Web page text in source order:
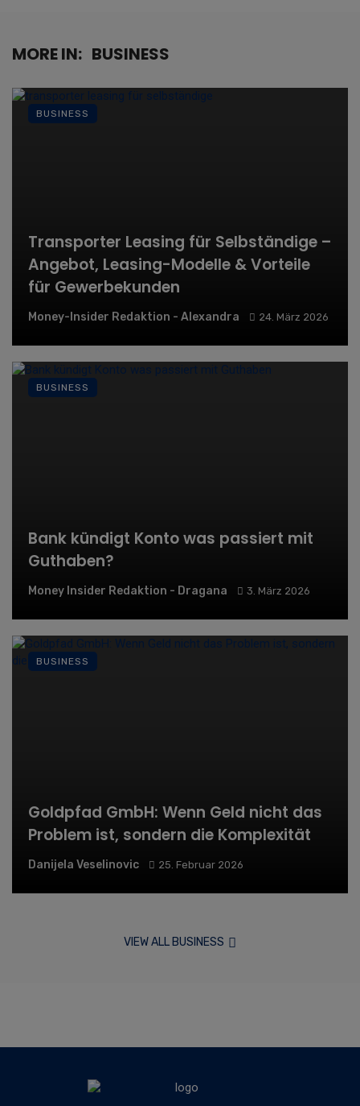
MORE IN: BUSINESS
Transporter Leasing für Selbständige –
Angebot, Leasing-Modelle & Vorteile
für Gewerbekunden
Money-Insider Redaktion - Alexandra 24. März 2026
BUSINESS
Bank kündigt Konto was passiert mit
Guthaben?
Money Insider Redaktion - Dragana 3. März 2026
BUSINESS
Goldpfad GmbH: Wenn Geld nicht das
Problem ist, sondern die Komplexität
Danijela Veselinovic 25. Februar 2026
BUSINESS
VIEW ALL BUSINESS